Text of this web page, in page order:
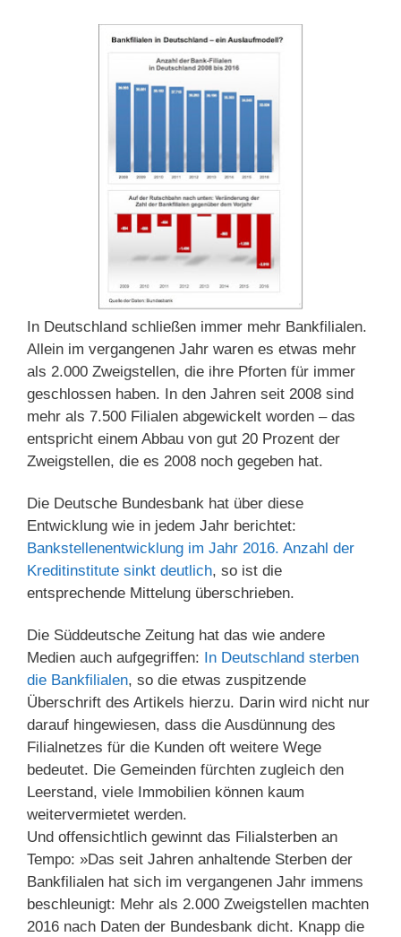
In Deutschland schließen immer mehr Bankfilialen.
Allein im vergangenen Jahr waren es etwas mehr
als 2.000 Zweigstellen, die ihre Pforten für immer
geschlossen haben. In den Jahren seit 2008 sind
mehr als 7.500 Filialen abgewickelt worden – das
entspricht einem Abbau von gut 20 Prozent der
Zweigstellen, die es 2008 noch gegeben hat.
Die Deutsche Bundesbank hat über diese
Entwicklung wie in jedem Jahr berichtet:
Bankstellenentwicklung im Jahr 2016. Anzahl der
Kreditinstitute sinkt deutlich, so ist die
entsprechende Mittelung überschrieben.
Die Süddeutsche Zeitung hat das wie andere
Medien auch aufgegriffen:
In Deutschland sterben
die Bankfilialen, so die etwas zuspitzende
Überschrift des Artikels hierzu. Darin wird nicht nur
darauf hingewiesen, dass die Ausdünnung des
Filialnetzes für die Kunden oft weitere Wege
bedeutet. Die Gemeinden fürchten zugleich den
Leerstand, viele Immobilien können kaum
weitervermietet werden.
Und offensichtlich gewinnt das Filialsterben an
Tempo: »Das seit Jahren anhaltende Sterben der
Bankfilialen hat sich im vergangenen Jahr immens
beschleunigt: Mehr als 2.000 Zweigstellen machten
2016 nach Daten der Bundesbank dicht. Knapp die